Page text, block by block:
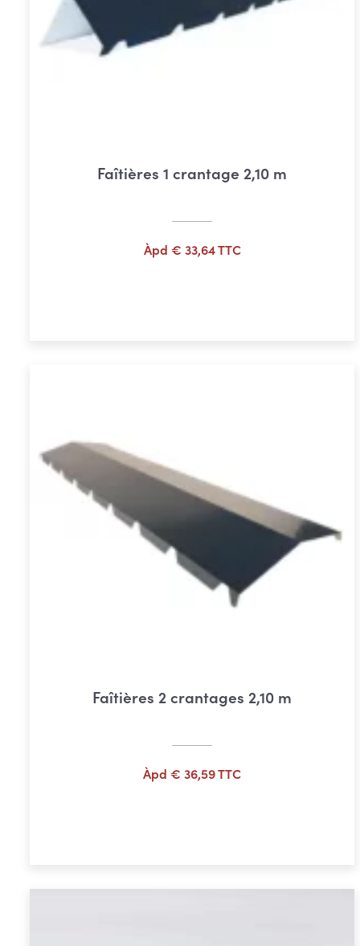
Faîtières 1 crantage 2,10 m
Àpd € 33,64TTC
Faîtières 2 crantages 2,10 m
Àpd € 36,59TTC